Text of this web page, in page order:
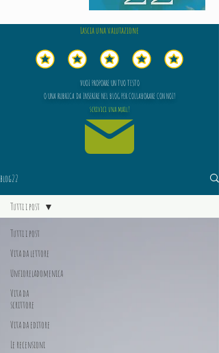
Lascia una valutazione
VUOI PROPORRE UN TUO TESTO
O UNA RUBRICA DA INSERIRE NEL BLOG PER COLLABORARE CON NOI?
scrivici una mail!
blog22
Tutti i post
Vita da lettore
Unfioreladomenica
Vita da
scrittore
Vita da editore
Le recensioni
Tutti i post